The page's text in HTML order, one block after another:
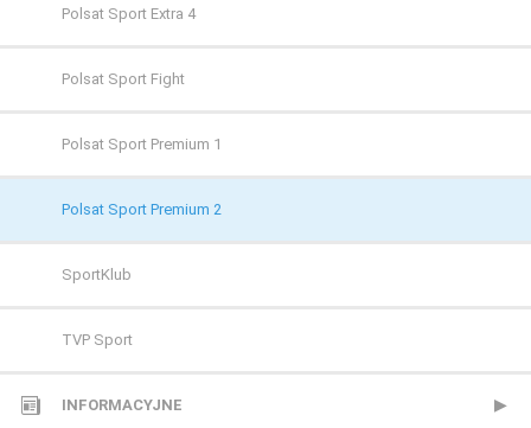
FILMBOX+ Emotion
FILMBOX+ Festival
FILMBOX+ Hits
FILMBOX+ One
FX
FX Comedy
HBO
Polsat Sport Extra 4
Polsat Sport Fight
Polsat Sport Premium 1
Polsat Sport Premium 2
SportKlub
TVP Sport
INFORMACYJNE